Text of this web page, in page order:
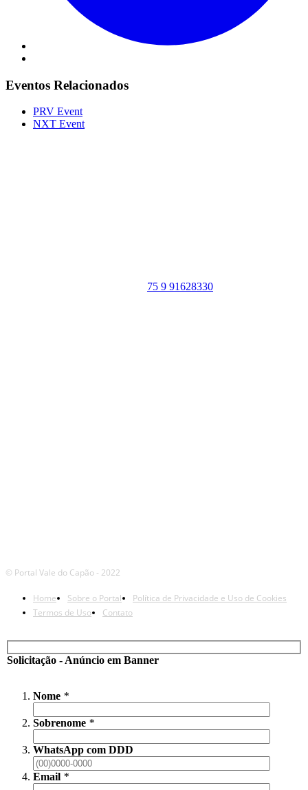
Eventos Relacionados
PRV Event
NXT Event
75 9 91628330
© Portal Vale do Capão - 2022
Home Sobre o Portal
Política de Privacidade e Uso de Cookies
Termos de Uso
Contato
Solicitação - Anúncio em Banner
Nome *
Sobrenome *
WhatsApp com DDD
Email *